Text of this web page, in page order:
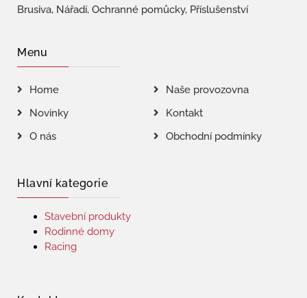
Brusiva, Nářadí, Ochranné pomůcky, Příslušenství
Menu
Home
Naše provozovna
Novinky
Kontakt
O nás
Obchodní podmínky
Hlavní kategorie
Stavební produkty
Rodinné domy
Racing